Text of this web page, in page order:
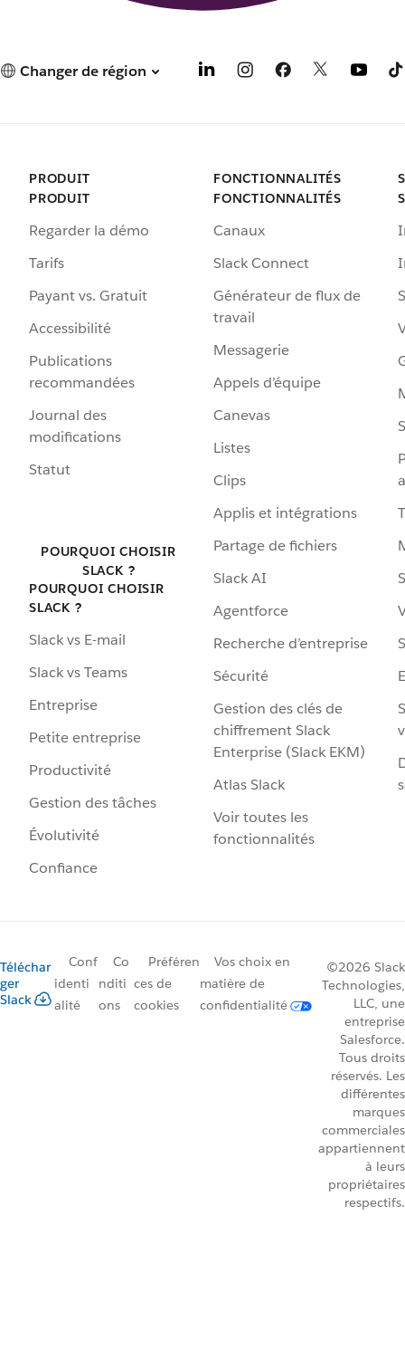
Changer de région
PRODUIT
PRODUIT
Regarder la démo
Tarifs
Payant vs. Gratuit
Accessibilité
Publications
recommandées
Journal des
modifications
Statut
POURQUOI CHOISIR
SLACK ?
POURQUOI CHOISIR
SLACK ?
Slack vs E-mail
Slack vs Teams
Entreprise
Petite entreprise
Productivité
Gestion des tâches
Évolutivité
Confiance
FONCTIONNALITÉS
FONCTIONNALITÉS
Canaux
Slack Connect
Générateur de flux de
travail
Messagerie
Appels d’équipe
Canevas
Listes
Clips
Applis et intégrations
Partage de fichiers
Slack AI
Agentforce
Recherche d’entreprise
Sécurité
Gestion des clés de
chiffrement Slack
Enterprise (Slack EKM)
Atlas Slack
Voir toutes les
fonctionnalités
Téléchar
ger
Slack
Conf
identi
alité
Co
nditi
ons
Préféren
ces de
cookies
Vos choix en
matière de
confidentialité
©2026 Slack
Technologies,
LLC, une
entreprise
Salesforce.
Tous droits
réservés. Les
différentes
marques
commerciales
appartiennent
à leurs
propriétaires
respectifs.